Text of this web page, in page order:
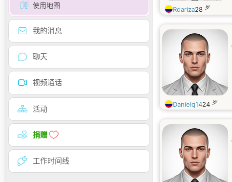
使用地图
我的消息
聊天
视频通话
活动
捐赠
工作时间线
Rdariza28 岁
Danielq1424 岁